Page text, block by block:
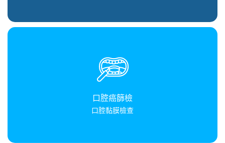
口腔癌篩檢
口腔黏膜檢查